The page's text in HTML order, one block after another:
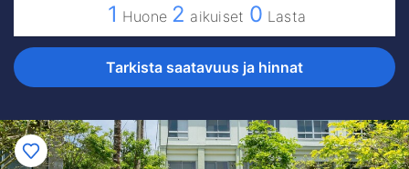
1 Huone 2 aikuiset 0 Lasta
Tarkista saatavuus ja hinnat